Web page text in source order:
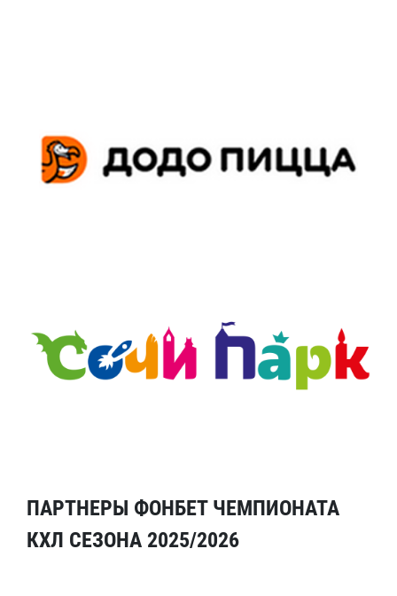
ПАРТНЕРЫ ФОНБЕТ ЧЕМПИОНАТА
КХЛ СЕЗОНА 2025/2026